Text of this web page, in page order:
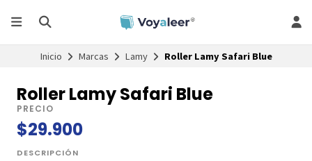
Inicio Marcas Lamy Roller Lamy Safari Blue
Roller Lamy Safari Blue
PRECIO
$29.900
DESCRIPCIÓN